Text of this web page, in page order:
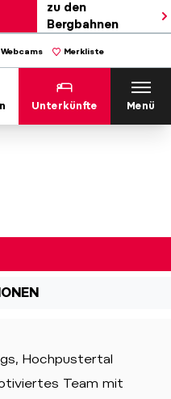
zu den
Bergbahnen
Webcams Merkliste
Unterkünfte Menü
Hochpustertal
Team mit